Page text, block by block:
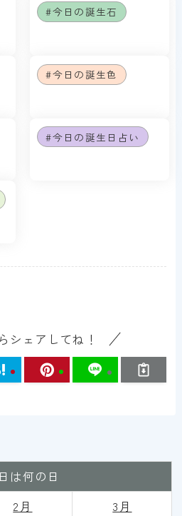
#今日の誕生石
#今日の誕生色
#今日の誕生日占い
シェアしてね！
は何の日
2月
3月